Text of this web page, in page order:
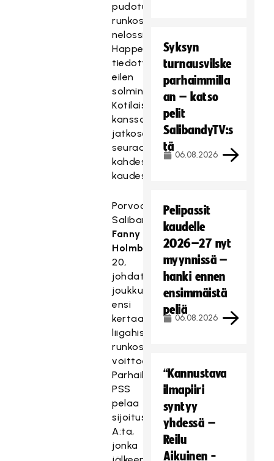
pudotuspeleihin
runkosarjan
nelossijalta.
Happee
tiedotti
eilen
solmineensa
Kotilaisen
kanssa
jatkosopimuksen
seuraavista
kahdesta
kaudesta.
Porvoon
Salibandyseuran
Fanny
Holmberg
20,
johdatti
joukkueensa
ensi
kertaa
liigahistoriassa
runkosarjan
voittoon.
Parhaillaan
PSS
pelaa
sijoitussarja
A:ta,
jonka
Syksyn
turnausvilske
parhaimmilla
an – katso
pelit
SalibandyTV:s
tä
06.08.2026
Pelipassit
kaudelle
2026–27 nyt
myynnissä –
hanki ennen
ensimmäistä
peliä
06.08.2026
“Kannustava
ilmapiiri
syntyy
yhdessä –
Reilu
Aikuinen -